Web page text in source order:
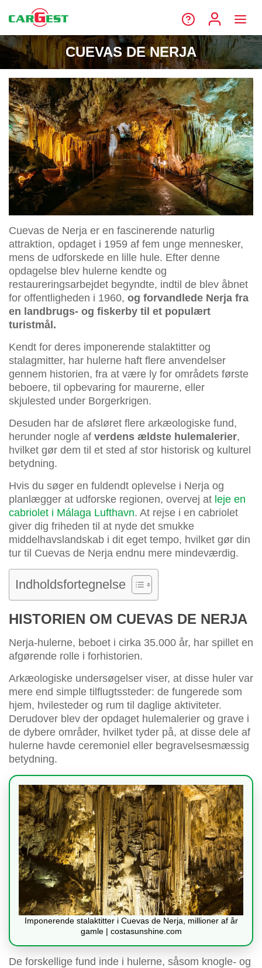
CUEVAS DE NERJA
Cuevas de Nerja er en fascinerende naturlig
attraktion, opdaget i 1959 af fem unge mennesker,
mens de udforskede en lille hule. Efter denne
opdagelse blev hulerne kendte og
restaureringsarbejdet begyndte, indtil de blev åbnet
for offentligheden i 1960, og forvandlede Nerja fra
en landbrugs- og fiskerby til et populært
turistmål.
Kendt for deres imponerende stalaktitter og
stalagmitter, har hulerne haft flere anvendelser
gennem historien, fra at være ly for områdets første
beboere, til opbevaring for maurerne, eller
skjulested under Borgerkrigen.
Desuden har de afsløret flere arkæologiske fund,
herunder nogle af verdens ældste hulemalerier,
hvilket gør dem til et sted af stor historisk og kulturel
betydning.
Hvis du søger en fuldendt oplevelse i Nerja og
planlægger at udforske regionen, overvej at leje en
cabriolet i Málaga Lufthavn. At rejse i en cabriolet
giver dig friheden til at nyde det smukke
middelhavslandskab i dit eget tempo, hvilket gør din
tur til Cuevas de Nerja endnu mere mindeværdig.
Indholdsfortegnelse
HISTORIEN OM CUEVAS DE NERJA
Nerja-hulerne, beboet i cirka 35.000 år, har spillet en
afgørende rolle i forhistorien.
Arkæologiske undersøgelser viser, at disse huler var
mere end simple tilflugtssteder: de fungerede som
hjem, hvilesteder og rum til daglige aktiviteter.
Derudover blev der opdaget hulemalerier og grave i
de dybere områder, hvilket tyder på, at disse dele af
hulerne havde ceremoniel eller begravelsesmæssig
betydning.
Imponerende stalaktitter i Cuevas de Nerja, millioner af år
gamle | costasunshine.com
De forskellige fund inde i hulerne, såsom knogle- og